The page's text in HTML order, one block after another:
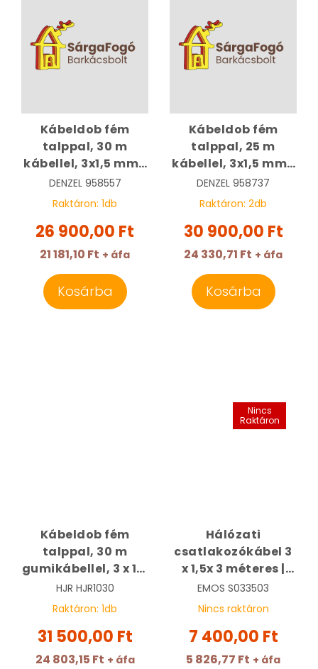
Kábeldob fém
talppal, 30 m
kábellel, 3x1,5 mm2
| DENZEL 958557
DENZEL 958557
Raktáron: 1db
26 900,00 Ft
21 181,10 Ft + áfa
Kosárba
Kábeldob fém
talppal, 25 m
kábellel, 3x1,5 mm2
| DENZEL 958737
KIFUTOTT
DENZEL 958737
Raktáron: 2db
30 900,00 Ft
24 330,71 Ft + áfa
Kosárba
Kábeldob fém
talppal, 30 m
gumikábellel, 3 x 1,5
mm2 | HJR 10-30
HJR HJR1030
Raktáron: 1db
31 500,00 Ft
24 803,15 Ft + áfa
Nincs
Raktáron
Hálózati
csatlakozókábel 3
x 1,5x 3 méteres |
EMOS
EMOS S033503
Nincs raktáron
7 400,00 Ft
5 826,77 Ft + áfa